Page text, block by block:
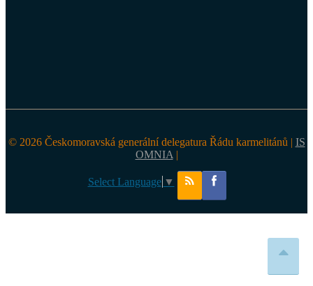
© 2026 Českomoravská generální delegatura Řádu karmelitánů | IS
OMNIA |
Select Language ▼